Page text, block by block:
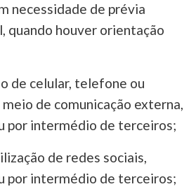
necessidade de prévia
quando houver orientação
de celular, telefone ou
de comunicação externa,
por intermédio de terceiros;
de redes sociais,
por intermédio de terceiros;